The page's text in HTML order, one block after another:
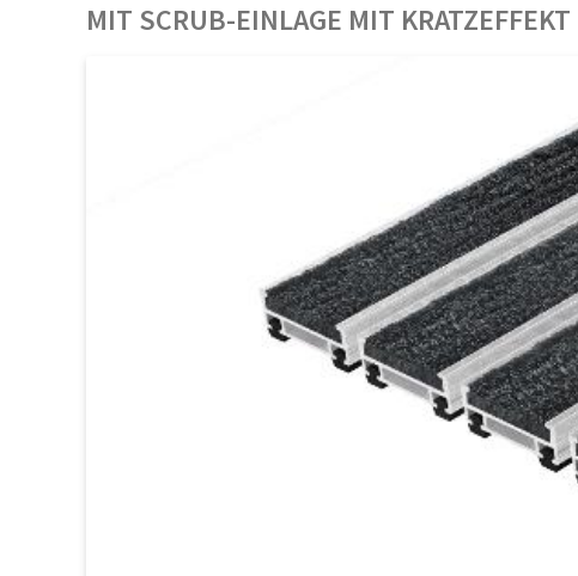
MIT SCRUB-EINLAGE MIT KRATZEFFEKT